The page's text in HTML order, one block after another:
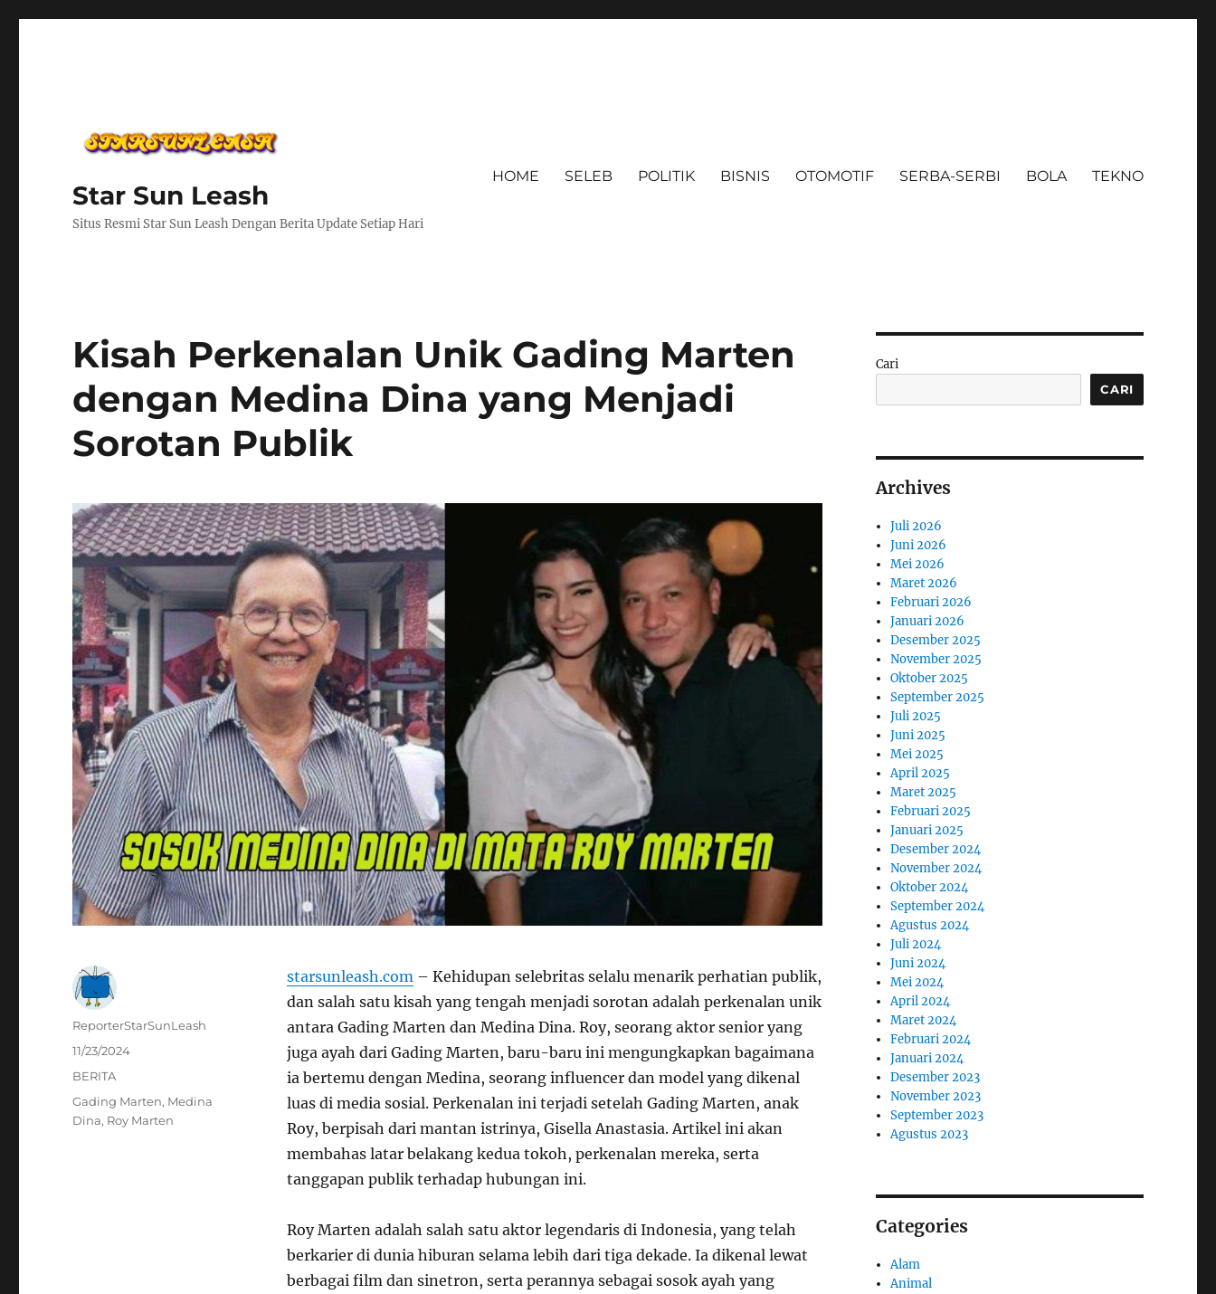
Star Sun Leash
Situs Resmi Star Sun Leash Dengan Berita Update Setiap Hari
HOME SELEB POLITIK BISNIS OTOMOTIF SERBA-SERBI BOLA TEKNO
Kisah Perkenalan Unik Gading Marten
dengan Medina Dina yang Menjadi
Sorotan Publik
starsunleash.com – Kehidupan selebritas selalu menarik perhatian publik,
dan salah satu kisah yang tengah menjadi sorotan adalah perkenalan unik
antara Gading Marten dan Medina Dina. Roy, seorang aktor senior yang
juga ayah dari Gading Marten, baru-baru ini mengungkapkan bagaimana
ia bertemu dengan Medina, seorang influencer dan model yang dikenal
luas di media sosial. Perkenalan ini terjadi setelah Gading Marten, anak
Roy, berpisah dari mantan istrinya, Gisella Anastasia. Artikel ini akan
membahas latar belakang kedua tokoh, perkenalan mereka, serta
tanggapan publik terhadap hubungan ini.
Roy Marten adalah salah satu aktor legendaris di Indonesia, yang telah
berkarier di dunia hiburan selama lebih dari tiga dekade. Ia dikenal lewat
berbagai film dan sinetron, serta perannya sebagai sosok ayah yang
Author
ReporterStarSunLeash
Posted
11/23/2024
Categories
BERITA
Tags
Gading Marten, Medina
Dina, Roy Marten
Cari
CARI
Archives
Juli 2026
Juni 2026
Mei 2026
Maret 2026
Februari 2026
Januari 2026
Desember 2025
November 2025
Oktober 2025
September 2025
Juli 2025
Juni 2025
Mei 2025
April 2025
Maret 2025
Februari 2025
Januari 2025
Desember 2024
November 2024
Oktober 2024
September 2024
Agustus 2024
Juli 2024
Juni 2024
Mei 2024
April 2024
Maret 2024
Februari 2024
Januari 2024
Desember 2023
November 2023
September 2023
Agustus 2023
Categories
Alam
Animal